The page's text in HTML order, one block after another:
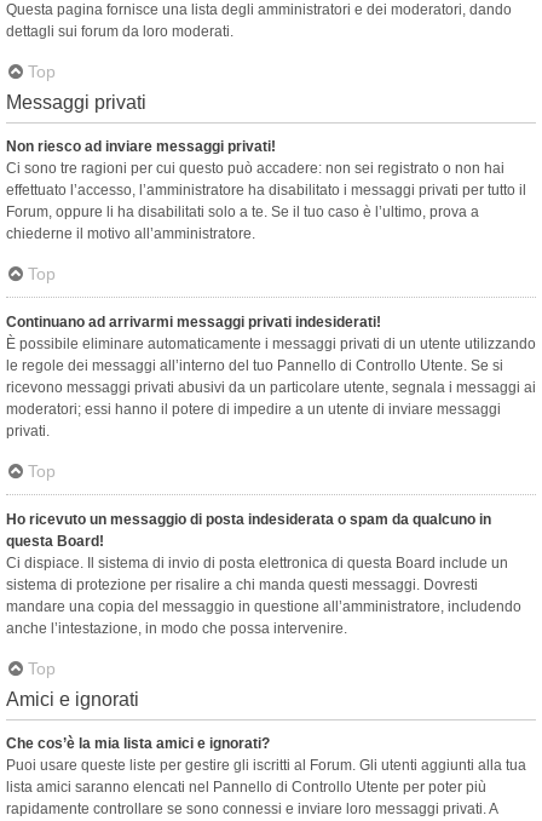
Questa pagina fornisce una lista degli amministratori e dei moderatori, dando
dettagli sui forum da loro moderati.
Top
Messaggi privati
Non riesco ad inviare messaggi privati!
Ci sono tre ragioni per cui questo può accadere: non sei registrato o non hai
effettuato l’accesso, l’amministratore ha disabilitato i messaggi privati per tutto il
Forum, oppure li ha disabilitati solo a te. Se il tuo caso è l’ultimo, prova a
chiederne il motivo all’amministratore.
Top
Continuano ad arrivarmi messaggi privati indesiderati!
È possibile eliminare automaticamente i messaggi privati ​​di un utente utilizzando
le regole dei messaggi all’interno del tuo Pannello di Controllo Utente. Se si
ricevono messaggi privati ​​abusivi da un particolare utente, segnala i messaggi ai
moderatori; essi hanno il potere di impedire a un utente di inviare messaggi
privati​​.
Top
Ho ricevuto un messaggio di posta indesiderata o spam da qualcuno in
questa Board!
Ci dispiace. Il sistema di invio di posta elettronica di questa Board include un
sistema di protezione per risalire a chi manda questi messaggi. Dovresti
mandare una copia del messaggio in questione all’amministratore, includendo
anche l’intestazione, in modo che possa intervenire.
Top
Amici e ignorati
Che cos’è la mia lista amici e ignorati?
Puoi usare queste liste per gestire gli iscritti al Forum. Gli utenti aggiunti alla tua
lista amici saranno elencati nel Pannello di Controllo Utente per poter più
rapidamente controllare se sono connessi e inviare loro messaggi privati. A